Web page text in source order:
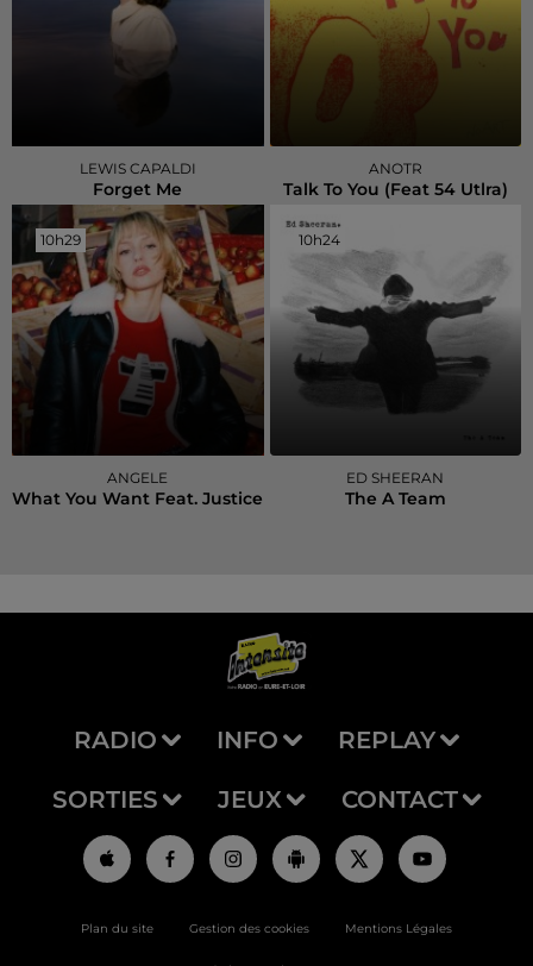
LEWIS CAPALDI
Forget Me
ANOTR
Talk To You (feat 54 Utlra)
10h29
10h29
ANGELE
What You Want Feat. Justice
10h24
10h24
ED SHEERAN
The A Team
RADIO INFO REPLAY
SORTIES JEUX CONTACT
Plan du site Gestion des cookies Mentions Légales